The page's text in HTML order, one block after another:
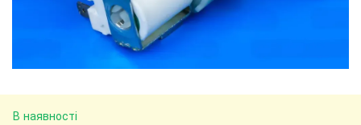
В наявності